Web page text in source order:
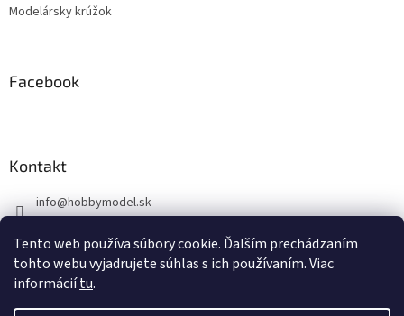
Tento web používa súbory cookie. Ďalším prechádzaním
tohto webu vyjadrujete súhlas s ich používaním. Viac
informáciítu.
Modelársky krúžok
Facebook
Kontakt
info@hobbymodel.sk
https://www.facebook.com/skhobbymodel